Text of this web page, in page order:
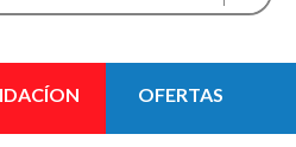
OFERTAS